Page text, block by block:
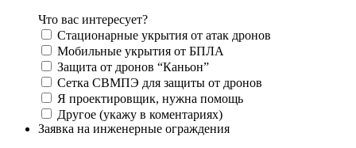
Что вас интересует?
Стационарные укрытия от атак дронов
Мобильные укрытия от БПЛА
Защита от дронов “Каньон”
Сетка СВМПЭ для защиты от дронов
Я проектировщик, нужна помощь
Другое (укажу в коментариях)
Заявка на инженерные ограждения